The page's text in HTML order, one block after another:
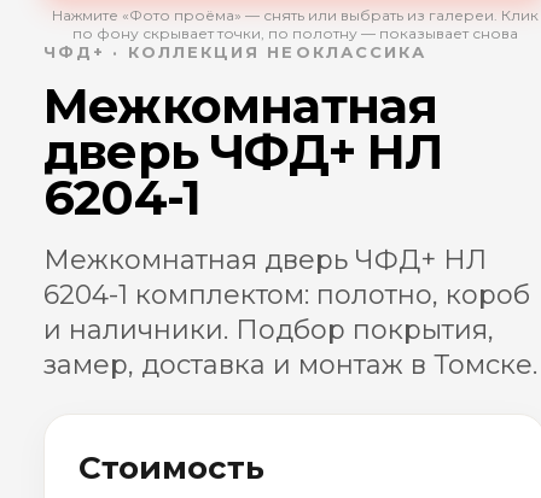
Нажмите «Фото проёма» — снять или выбрать из галереи. Клик
по фону скрывает точки, по полотну — показывает снова
ЧФД+ · КОЛЛЕКЦИЯ НЕОКЛАССИКА
Межкомнатная
дверь ЧФД+ НЛ
6204-1
Межкомнатная дверь ЧФД+ НЛ
6204-1 комплектом: полотно, короб
и наличники. Подбор покрытия,
замер, доставка и монтаж в Томске.
Стоимость